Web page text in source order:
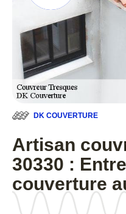
DK COUVERTURE
Artisan
30330 :
couverture